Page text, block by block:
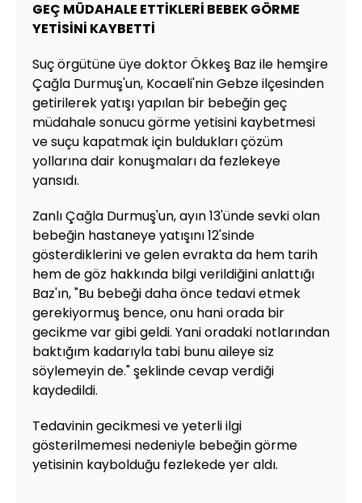
GEÇ MÜDAHALE ETTİKLERİ BEBEK GÖRME
YETİSİNİ KAYBETTİ
Suç örgütüne üye doktor Ökkeş Baz ile hemşire
Çağla Durmuş'un, Kocaeli'nin Gebze ilçesinden
getirilerek yatışı yapılan bir bebeğin geç
müdahale sonucu görme yetisini kaybetmesi
ve suçu kapatmak için buldukları çözüm
yollarına dair konuşmaları da fezlekeye
yansıdı.
Zanlı Çağla Durmuş'un, ayın 13'ünde sevki olan
bebeğin hastaneye yatışını 12'sinde
gösterdiklerini ve gelen evrakta da hem tarih
hem de göz hakkında bilgi verildiğini anlattığı
Baz'ın, "Bu bebeği daha önce tedavi etmek
gerekiyormuş bence, onu hani orada bir
gecikme var gibi geldi. Yani oradaki notlarından
baktığım kadarıyla tabi bunu aileye siz
söylemeyin de." şeklinde cevap verdiği
kaydedildi.
Tedavinin gecikmesi ve yeterli ilgi
gösterilmemesi nedeniyle bebeğin görme
yetisinin kaybolduğu fezlekede yer aldı.